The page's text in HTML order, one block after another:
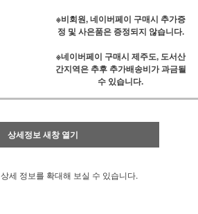
※비회원, 네이버페이 구매시 추가증
정 및 사은품은 증정되지 않습니다.
※네이버페이 구매시 제주도, 도서산
간지역은 추후 추가배송비가 과금될
수 있습니다.
상세정보 새창 열기
상세 정보를 확대해 보실 수 있습니다.